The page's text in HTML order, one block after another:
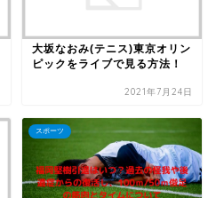
大坂なおみ(テニス)東京オリン
ピックをライブで見る方法！
2021年7月24日
スポーツ